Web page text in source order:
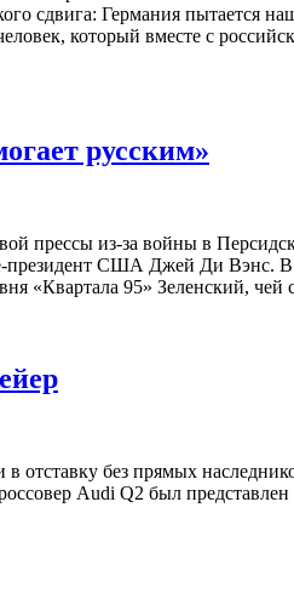
сдвига: Германия пытается
который вместе с
русским»
прессы из-за войны в
президент США Джей Ди Вэнс.
«Квартала 95» Зеленский, чей
без прямых
Audi Q2 был